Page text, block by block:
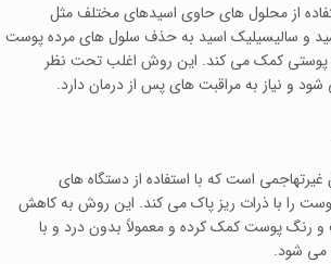
از محلول‌ های حاوی اسیدهای مختلف مثل
و سالیسیلیک اسید به حذف سلول‌ های مرده پوست
کمک می‌ کند. این روش اغلب تحت نظر
و نیاز به مراقبت‌ های پس از درمان دارد.
است که با استفاده از دستگاه‌ های
را با ذرات ریز پاک می‌ کند. این روش به کاهش
و رنگ پوست کمک کرده و معمولاً بدون درد و با
می‌ شود.